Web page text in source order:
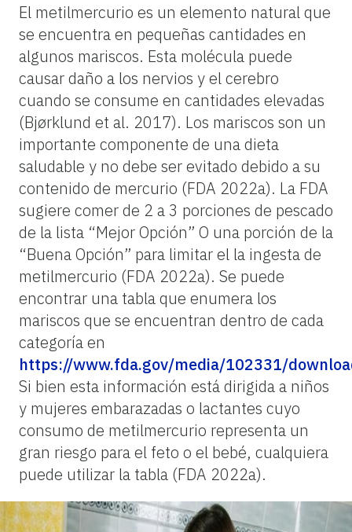
El metilmercurio es un elemento natural que
se encuentra en pequeñas cantidades en
algunos mariscos. Esta molécula puede
causar daño a los nervios y el cerebro
cuando se consume en cantidades elevadas
(Bjørklund et al. 2017). Los mariscos son un
importante componente de una dieta
saludable y no debe ser evitado debido a su
contenido de mercurio (FDA 2022a). La FDA
sugiere comer de 2 a 3 porciones de pescado
de la lista “Mejor Opción” O una porción de la
“Buena Opción” para limitar el la ingesta de
metilmercurio (FDA 2022a). Se puede
encontrar una tabla que enumera los
mariscos que se encuentran dentro de cada
categoría en
https://www.fda.gov/media/102331/
Si bien esta información está dirigida a niños
y mujeres embarazadas o lactantes cuyo
consumo de metilmercurio representa un
gran riesgo para el feto o el bebé, cualquiera
puede utilizar la tabla (FDA 2022a).